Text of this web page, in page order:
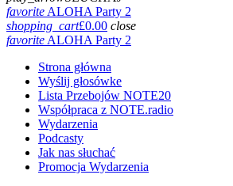
favoriteALOHA Party 2
shopping_cart£0.00 close
favoriteALOHA Party 2
Strona główna
Wyślij głosówke
Lista Przebojów NOTE20
Współpraca z NOTE.radio
Wydarzenia
Podcasty
Jak nas słuchać
Promocja Wydarzenia